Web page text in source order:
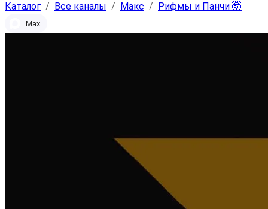
Каталог / Все каналы / Макс / Рифмы и Панчи 🤯
Max